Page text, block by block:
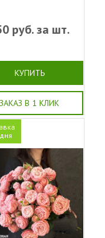
руб. за шт.
КУПИТЬ
ЗАКАЗ В 1 КЛИК